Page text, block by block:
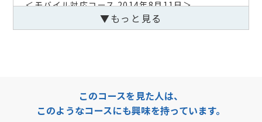
＜モバイル対応コース 2014年8月11日＞
本コースは、モバイル対応コースです。モバイル端
末からもご受講できます。
生産性に関する設問の誤字を以下の通り修正しまし
▼もっと見る
このコースを見た人は、
このようなコースにも興味を持っています。